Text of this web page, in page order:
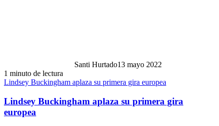
Santi Hurtado13 mayo 2022
1 minuto de lectura
Lindsey Buckingham aplaza su primera gira europea
Lindsey Buckingham aplaza su primera gira
europea